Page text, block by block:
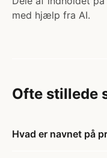
med hjælp fra AI.
Ofte stillede
Hvad er navnet på